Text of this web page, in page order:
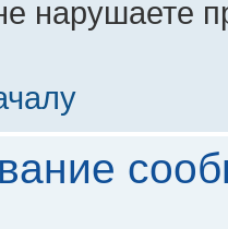
нарушаете